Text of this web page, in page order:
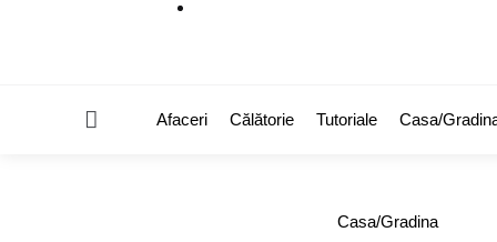
Afaceri Călătorie Tutoriale Casa/
Categories
Casa/Gradina